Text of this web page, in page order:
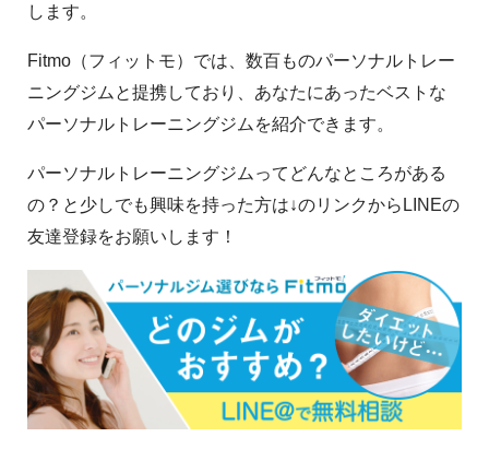
します。
Fitmo（フィットモ）では、数百ものパーソナルトレー
ニングジムと提携しており、あなたにあったベストな
パーソナルトレーニングジムを紹介できます。
パーソナルトレーニングジムってどんなところがある
の？と少しでも興味を持った方は↓のリンクからLINEの
友達登録をお願いします！